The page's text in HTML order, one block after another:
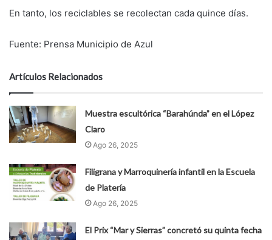
En tanto, los reciclables se recolectan cada quince días.
Fuente: Prensa Municipio de Azul
Artículos Relacionados
Muestra escultórica “Barahúnda” en el López
Claro
Ago 26, 2025
Filigrana y Marroquinería infantil en la Escuela
de Platería
Ago 26, 2025
El Prix “Mar y Sierras” concretó su quinta fecha